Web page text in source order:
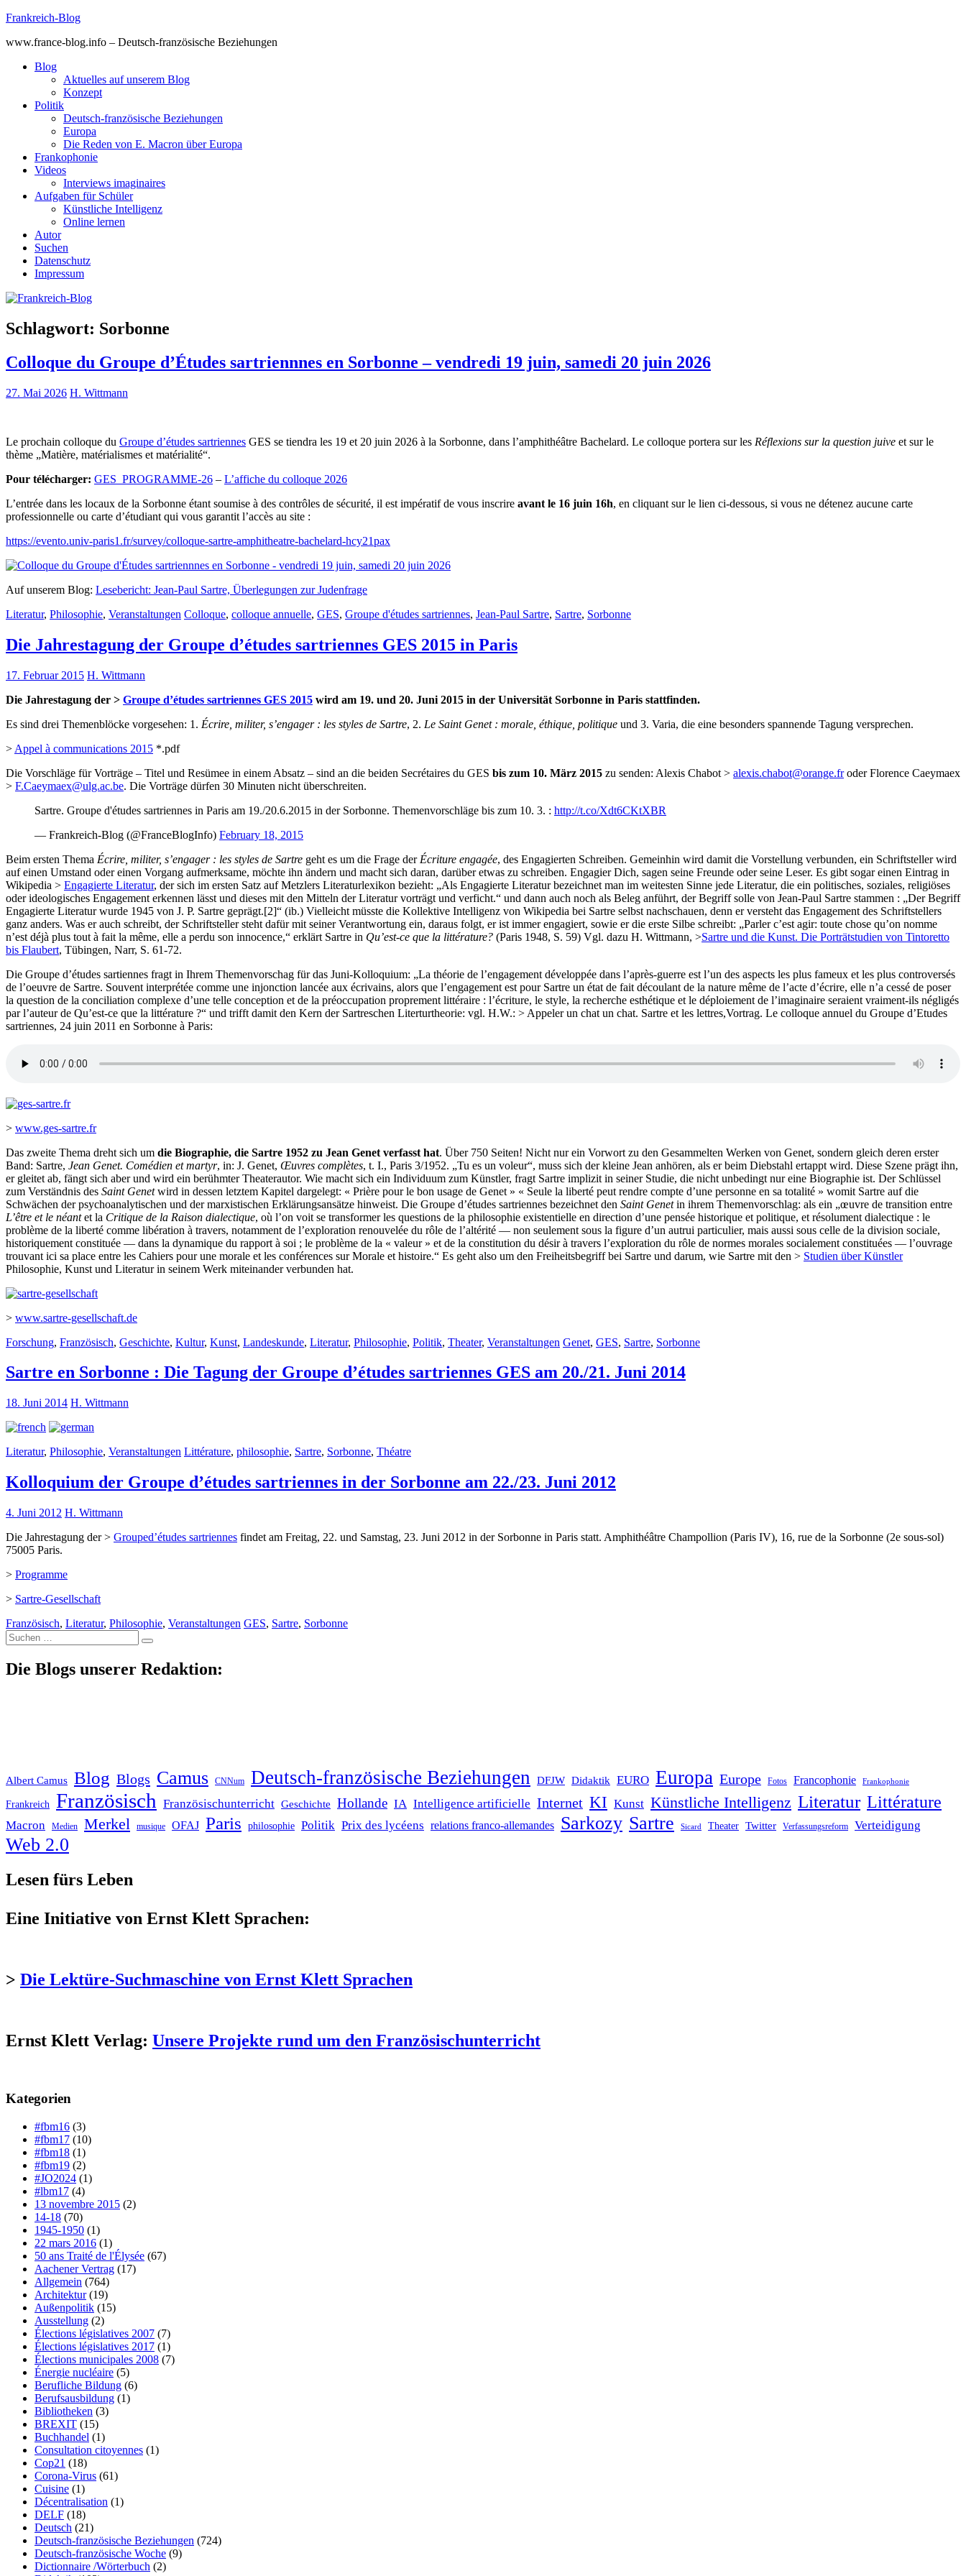
Skip
content
Frankreich-Blog
www.france-blog.info – Deutsch-französische Beziehungen
Blog
Aktuelles auf unserem Blog
Konzept
Politik
Deutsch-französische Beziehungen
Europa
Die Reden von E. Macron über Europa
Frankophonie
Videos
Interviews imaginaires
Aufgaben für Schüler
Künstliche Intelligenz
Online lernen
Autor
Suchen
Datenschutz
Impressum
Schlagwort: Sorbonne
Colloque du Groupe d’Études sartriennnes en Sorbonne – vendredi 19 juin, samedi 20 juin 2026
27. Mai 2026 H. Wittmann
Le prochain colloque du Groupe d’études sartriennes GES se tiendra les 19 et 20 juin 2026 à la Sorbonne, dans l’amphithéâtre Bachelard. Le colloque portera sur les Réflexions sur la question juive et sur le
thème „Matière, matérialismes et matérialité“.
Pour télécharger: GES_PROGRAMME-26 – L’affiche du colloque 2026
L’entrée dans les locaux de la Sorbonne étant soumise à des contrôles de sécurité, il est impératif de vous inscrire avant le 16 juin 16h, en cliquant sur le lien ci-dessous, si vous ne détenez aucune carte
professionnelle ou carte d’étudiant qui vous garantit l’accès au site :
https://evento.univ-paris1.fr/survey/colloque-sartre-amphitheatre-bachelard-hcy21pax
Auf unserem Blog: Lesebericht: Jean-Paul Sartre, Überlegungen zur Judenfrage
Literatur, Philosophie, Veranstaltungen Colloque, colloque annuelle, GES, Groupe d'études sartriennes, Jean-Paul Sartre, Sartre, Sorbonne
Die Jahrestagung der Groupe d’études sartriennes GES 2015 in Paris
17. Februar 2015 H. Wittmann
Die Jahrestagung der > Groupe d’études sartriennes GES 2015 wird am 19. und 20. Juni 2015 in der Universität Sorbonne in Paris stattfinden.
Es sind drei Themenblöcke vorgesehen: 1. Écrire, militer, s’engager : les styles de Sartre, 2. Le Saint Genet : morale, éthique, politique und 3. Varia, die eine besonders spannende Tagung versprechen.
> Appel à communications 2015 *.pdf
Die Vorschläge für Vorträge – Titel und Resümee in einem Absatz – sind an die beiden Secrétaires du GES bis zum 10. März 2015 zu senden: Alexis Chabot > alexis.chabot@orange.froder Florence Caeymaex
> F.Caeymaex@ulg.ac.be. Die Vorträge dürfen 30 Minuten nicht überschreiten.
Sartre. Groupe d'études sartriennes in Paris am 19./20.6.2015 in der Sorbonne. Themenvorschläge bis zum 10. 3. : http://t.co/Xdt6CKtXBR
— Frankreich-Blog (@FranceBlogInfo) February 18, 2015
Beim ersten Thema Écrire, militer, s’engager : les styles de Sartre geht es um die Frage der Écriture engagée, des Engagierten Schreiben. Gemeinhin wird damit die Vorstellung verbunden, ein Schriftsteller wird
auf einen Umstand oder einen Vorgang aufmerksame, möchte ihn ändern und macht sich daran, darüber etwas zu schreiben. Engagier Dich, sagen seine Freunde oder seine Leser. Es gibt sogar einen Eintrag in
Wikipedia > Engagierte Literatur, der sich im ersten Satz auf Metzlers Literaturlexikon bezieht: „Als Engagierte Literatur bezeichnet man im weitesten Sinne jede Literatur, die ein politisches, soziales, religiöses
oder ideologisches Engagement erkennen lässt und dieses mit den Mitteln der Literatur vorträgt und verficht.“ und dann auch noch als Beleg anführt, der Begriff solle von Jean-Paul Sartre stammen : „Der Begriff
Engagierte Literatur wurde 1945 von J. P. Sartre geprägt.[2]“ (ib.) Vielleicht müsste die Kollektive Intelligenz von Wikipedia bei Sartre selbst nachschauen, denn er versteht das Engagement des Schriftstellers
ganz anders. Was er auch schreibt, der Schriftsteller steht dafür mit seiner Verantwortung ein, daraus folgt, er ist immer engagiert, sowie er die erste Silbe schreibt: „Parler c’est agir: toute chose qu’on nomme
n’est déjà plus tout à fait la même, elle a perdu son innocence,“ erklärt Sartre in Qu’est-ce que la littérature? (Paris 1948, S. 59) Vgl. dazu H. Wittmann, >Sartre und die Kunst. Die Porträtstudien von Tintoretto
bis Flaubert, Tübingen, Narr, S. 61-72.
Die Groupe d’études sartiennes fragt in Ihrem Themenvorschag für das Juni-Kolloquium: „La théorie de l’engagement développée dans l’après-guerre est l’un des aspects les plus fameux et les plus controversés
de l’oeuvre de Sartre. Souvent interprétée comme une injonction lancée aux écrivains, alors que l’engagement est pour Sartre un état de fait découlant de la nature même de l’acte d’écrire, elle n’a cessé de poser
la question de la conciliation complexe d’une telle conception et de la préoccupation proprement littéraire : l’écriture, le style, la recherche esthétique et le déploiement de l’imaginaire seraient vraiment-ils négligés
par l’auteur de Qu’est-ce que la littérature ?“ und trifft damit den Kern der Sartreschen Literturtheorie: vgl. H.W.: > Appeler un chat un chat. Sartre et les lettres,Vortrag. Le colloque annuel du Groupe d’Etudes
sartriennes, 24 juin 2011 en Sorbonne à Paris:
> www.ges-sartre.fr
Das zweite Thema dreht sich um die Biographie, die Sartre 1952 zu Jean Genet verfasst hat. Über 750 Seiten! Nicht nur ein Vorwort zu den Gesammelten Werken von Genet, sondern gleich deren erster
Band: Sartre, Jean Genet. Comédien et martyr, in: J. Genet, Œuvres complètes, t. I., Paris 3/1952. „Tu es un voleur“, muss sich der kleine Jean anhören, als er beim Diebstahl ertappt wird. Diese Szene prägt ihn,
er gleitet ab, fängt sich aber und wird ein berühmter Theaterautor. Wie macht sich ein Individuum zum Künstler, fragt Sartre implizit in seiner Studie, die nicht unbedingt nur eine Biographie ist. Der Schlüssel
zum Verständnis des Saint Genetwird in dessen letztem Kapitel dargelegt: « Prière pour le bon usage de Genet » « Seule la liberté peut rendre compte d’une personne en sa totalité » womit Sartre auf die
Schwächen der psychoanalytischen und der marxistischen Erklärungsansätze hinweist. Die Groupe d’études sartriennes bezeichnet den Saint Genetin ihrem Themenvorschlag: als ein „œuvre de transition entre
L’être et le néantet la Critique de la Raison dialectique, où l’on voit se transformer les questions de la philosophie existentielle en direction d’une pensée historique et politique, et résolument dialectique : le
problème de la liberté comme libération à travers, notamment de l’exploration renouvelée du rôle de l’altérité — non seulement sous la figure d’un autrui particulier, mais aussi sous celle de la division sociale,
historiquement constituée — dans la dynamique du rapport à soi ; le problème de la « valeur » et de la constitution du désir à travers l’exploration du rôle de normes morales socialement constituées — l’ouvrage
trouvant ici sa place entre les Cahiers pour une morale et les conférences sur Morale et histoire.“ Es geht also um den Freiheitsbegriff bei Sartre und darum, wie Sartre mit den > Studien über Künstler
Philosophie, Kunst und Literatur in seinem Werk miteinander verbunden hat.
> www.sartre-gesellschaft.de
Forschung, Französisch, Geschichte, Kultur, Kunst, Landeskunde, Literatur, Philosophie, Politik, Theater, Veranstaltungen Genet, GES, Sartre, Sorbonne
Sartre en Sorbonne : Die Tagung der Groupe d’études sartriennes GES am 20./21. Juni 2014
18. Juni 2014 H. Wittmann
Literatur, Philosophie, Veranstaltungen Littérature, philosophie, Sartre, Sorbonne, Théatre
Kolloquium der Groupe d’études sartriennes in der Sorbonne am 22./23. Juni 2012
4. Juni 2012 H. Wittmann
Die Jahrestagung der > Grouped’études sartriennes findet am Freitag, 22. und Samstag, 23. Juni 2012 in der Sorbonne in Paris statt. Amphithéâtre Champollion (Paris IV), 16, rue de la Sorbonne (2e sous-sol)
75005 Paris.
> Programme
> Sartre-Gesellschaft
Französisch, Literatur, Philosophie, Veranstaltungen GES, Sartre, Sorbonne
Suche
nach:
Die Blogs unserer Redaktion:
Albert Camus Blog Blogs Camus CNNum Deutsch-französische Beziehungen DFJW Didaktik EURO Europa Europe Fotos Francophonie Frankophonie
Frankreich Französisch Französischunterricht Geschichte Hollande IA Intelligence artificielle Internet KI Kunst Künstliche Intelligenz Literatur Littérature
Macron Medien Merkel musique OFAJ Paris philosophie Politik Prix des lycéens relations franco-allemandes Sarkozy Sartre Sicard Theater Twitter Verfassungsreform Verteidigung
Web 2.0
Lesen fürs Leben
Eine Initiative von Ernst Klett Sprachen:
> Die Lektüre-Suchmaschine von Ernst Klett Sprachen
Ernst Klett Verlag: Unsere Projekte rund um den Französischunterricht
Kategorien
#fbm16 (3)
#fbm17 (10)
#fbm18 (1)
#fbm19 (2)
#JO2024 (1)
#lbm17 (4)
13 novembre 2015 (2)
14-18 (70)
1945-1950 (1)
22 mars 2016 (1)
50 ans Traité de l'Élysée (67)
Aachener Vertrag (17)
Allgemein (764)
Architektur(19)
Außenpolitik (15)
Ausstellung (2)
Élections législatives 2007 (7)
Élections législatives 2017 (1)
Élections municipales 2008 (7)
Énergie nucléaire (5)
Berufliche Bildung (6)
Berufsausbildung (1)
Bibliotheken (3)
BREXIT (15)
Buchhandel (1)
Consultation citoyennes (1)
Cop21 (18)
Corona-Virus (61)
Cuisine (1)
Décentralisation (1)
DELF (18)
Deutsch (21)
Deutsch-französische Beziehungen (724)
Deutsch-französische Woche (9)
Dictionnaire /Wörterbuch (2)